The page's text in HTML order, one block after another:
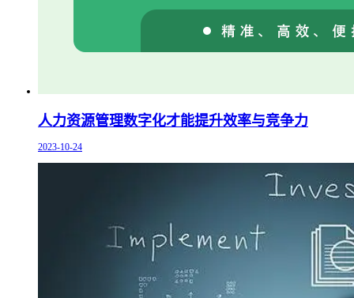
人力资源管理数字化才能提升效率与竞争力
2023-10-24